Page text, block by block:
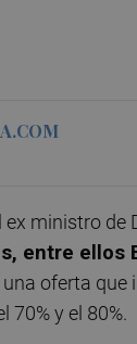
ex ministro de
entre ellos
oferta
70% y el 80%.